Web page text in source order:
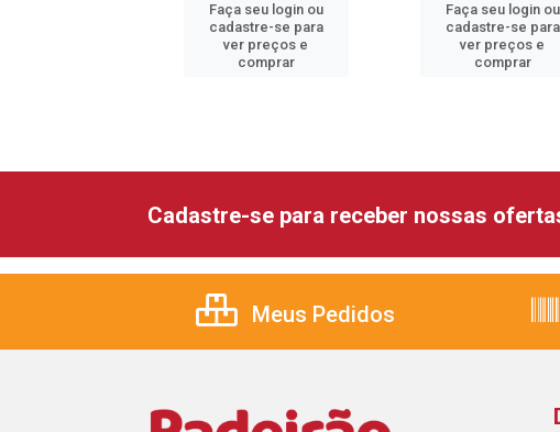
Faça seu login ou
cadastre-se para
ver preços e
comprar
Faça seu login ou
cadastre-se para
ver preços e
comprar
Cadastre-se para receber nossas
Meus Pedidos